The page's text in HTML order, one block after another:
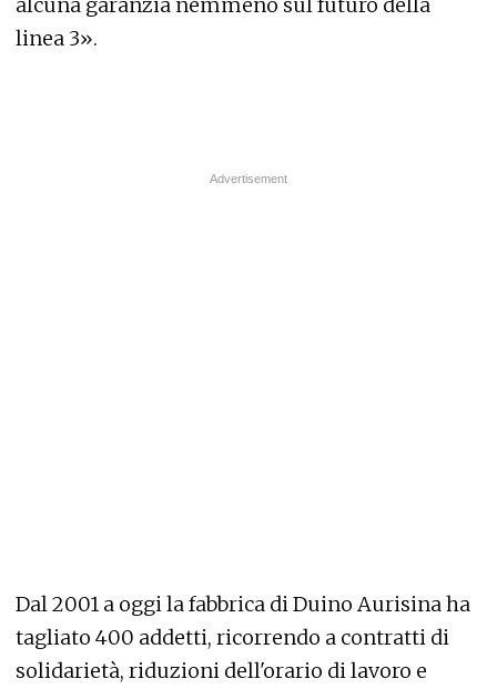
linea 3».
Dal 2001 a oggi la fabbrica di Duino Aurisina ha
tagliato 400 addetti, ricorrendo a contratti di
solidarietà, riduzioni dell'orario di lavoro e